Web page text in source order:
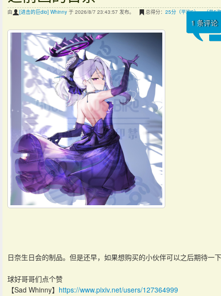
由 [进击的巨dio] Whinny 于 2026/8/7 23:43:57 发布。 总得分： 25分（平均5），（共5
1 条评论
日奈生日会的制品。但是还早，如果想购买的小伙伴可以之后期待一
球好哥哥们点个赞
【Sad Whinny】 https://www.pixiv.net/users/127364999